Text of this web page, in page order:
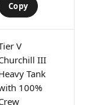
Copy
V
III
Tank
100%